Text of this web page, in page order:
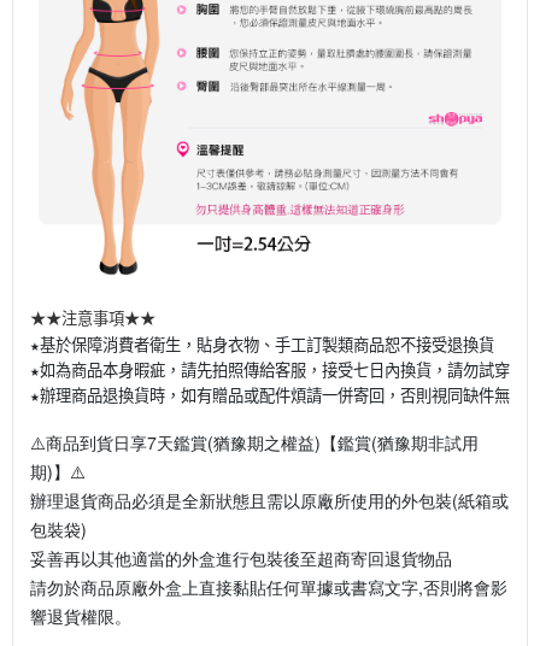
★★注意事項★★
★基於保障消費者衛生，貼身衣物、手工訂製類商品恕不接受退換貨
★如為商品本身暇疵，請先拍照傳給客服，接受七日內換貨，請勿試穿(
★辦理商品退換貨時，如有贈品或配件煩請一併寄回，否則視同缺件無法
⚠️商品到貨日享7天鑑賞(猶豫期之權益)【鑑賞(猶豫期非試用
期)】⚠️
辦理退貨商品必須是全新狀態且需以原廠所使用的外包裝(紙箱或
包裝袋)
妥善再以其他適當的外盒進行包裝後至超商寄回退貨物品
請勿於商品原廠外盒上直接黏貼任何單據或書寫文字,否則將會影
響退貨權限。